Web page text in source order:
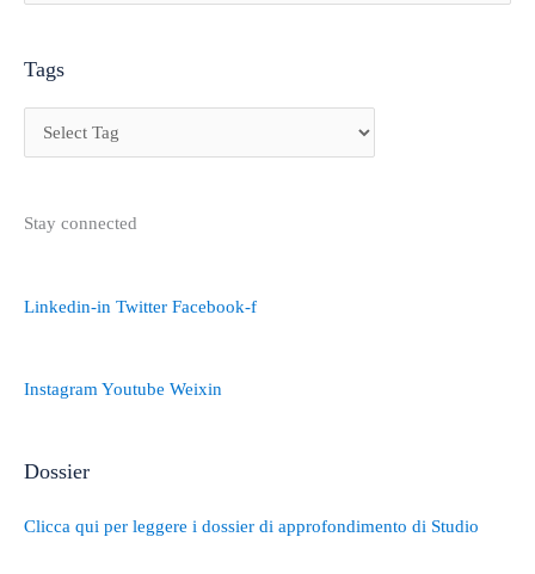
Tags
Stay connected
Linkedin-in Twitter Facebook-f
InstagramYoutube Weixin
Dossier
Clicca qui per leggere i dossier di approfondimento di Studio